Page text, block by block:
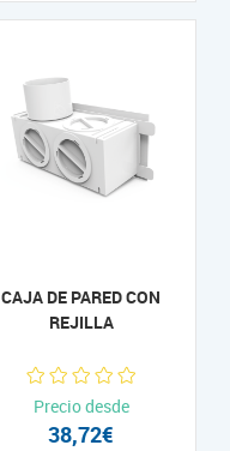
CAJA DE PARED CON
REJILLA
Precio desde
38,72€